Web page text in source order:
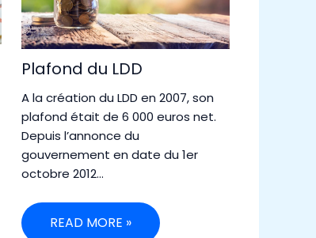
Plafond du LDD
A la création du LDD en 2007, son
plafond était de 6 000 euros net.
Depuis l’annonce du
gouvernement en date du 1er
octobre 2012…
READ MORE »